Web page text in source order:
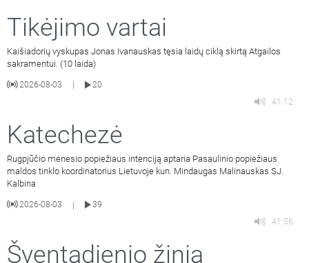
Tikėjimo vartai
Kaišiadorių vyskupas Jonas Ivanauskas tęsia laidų ciklą skirtą Atgailos
sakramentui. (10 laida)
2026-08-03
20
41:12
Katechezė
Rugpjūčio mėnesio popiežiaus intenciją aptaria Pasaulinio popiežiaus
maldos tinklo koordinatorius Lietuvoje kun. Mindaugas Malinauskas SJ.
Kalbina
2026-08-03 |
39
41:56
Šventadienio žinia